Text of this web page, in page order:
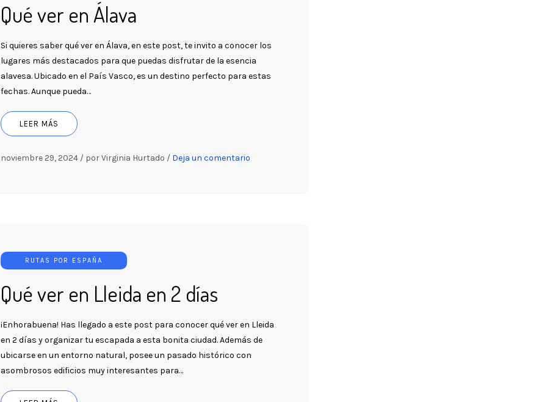
Qué ver en Álava
Si quieres saber qué ver en Álava, en este post, te invito a conocer los
lugares más destacados para que puedas disfrutar de la esencia
alavesa. Ubicado en el País Vasco, es un destino perfecto para estas
fechas. Aunque pueda…
LEER MÁS
noviembre 29, 2024 / por Virginia Hurtado / Deja un comentario
RUTAS POR ESPAÑA
Qué ver en Lleida en 2 días
¡Enhorabuena! Has llegado a este post para conocer qué ver en Lleida
en 2 días y organizar tu escapada a esta bonita ciudad. Además de
ubicarse en un entorno natural, posee un pasado histórico con
asombrosos edificios muy interesantes para…